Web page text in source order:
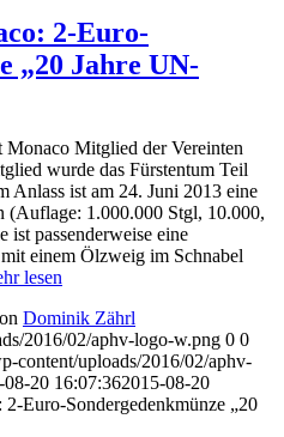
2-Euro-
„20 Jahre UN-
Monaco Mitglied der Vereinten
wurde das Fürstentum Teil
Anlass ist am 24. Juni 2013 eine
(Auflage: 1.000.000 Stgl, 10.000,
passenderweise eine
einem Ölzweig im Schnabel
lesen
Dominik Zährl
2016/02/aphv-logo-w.png 0 0
content/uploads/2016/02/aphv-
08-20 16:07:362015-08-20
Euro-Sondergedenkmünze „20